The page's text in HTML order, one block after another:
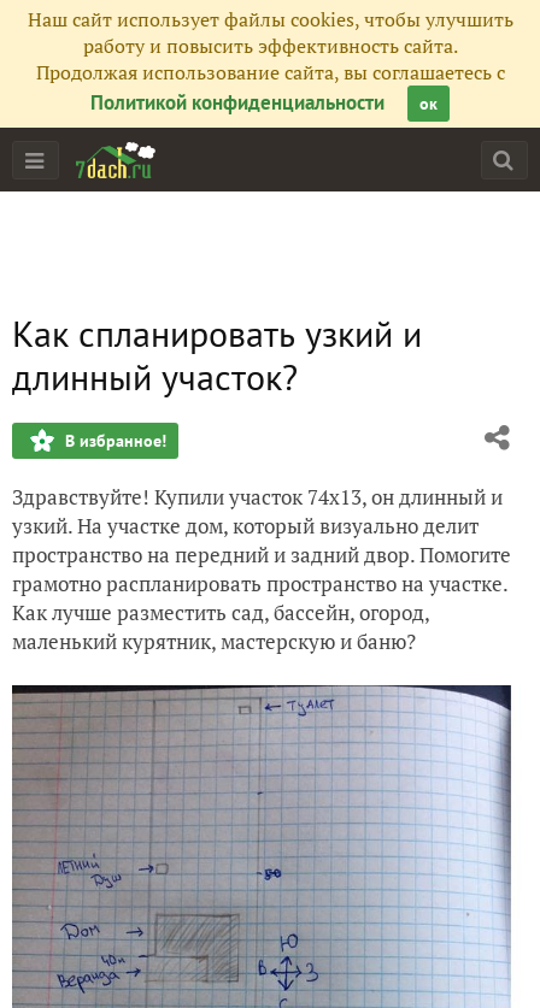
Наш сайт использует файлы cookies, чтобы улучшить
работу и повысить эффективность сайта.
Продолжая использование сайта, вы соглашаетесь с
Политикой конфиденциальности
ок
Как спланировать узкий и
длинный участок?
В избранное!
Здравствуйте! Купили участок 74х13, он длинный и
узкий. На участке дом, который визуально делит
пространство на передний и задний двор. Помогите
грамотно распланировать пространство на участке.
Как лучше разместить сад, бассейн, огород,
маленький курятник, мастерскую и баню?